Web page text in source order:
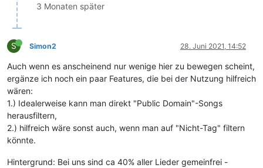
3 Monaten später
S Simon2 28. Juni 2021, 14:52
Auch wenn es anscheinend nur wenige hier zu bewegen scheint,
ergänze ich noch ein paar Features, die bei der Nutzung hilfreich
wären:
1.) Idealerweise kann man direkt "Public Domain"-Songs
herausfiltern,
2.) hilfreich wäre sonst auch, wenn man auf "Nicht-Tag" filtern
könnte.
Hintergrund: Bei uns sind ca 40% aller Lieder gemeinfrei -